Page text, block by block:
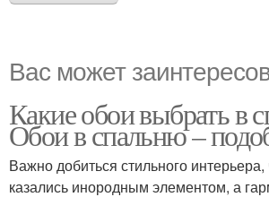
Вас может
Какие обои выбрать в
Обои в спальню –
Важно добиться стильного
казались инородным элементом, а